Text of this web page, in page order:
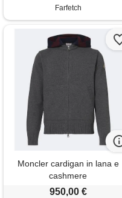
Farfetch
Moncler cardigan in lana e
cashmere
950,00 €